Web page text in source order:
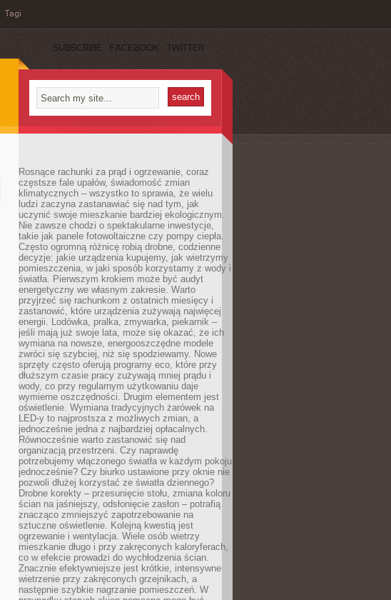
Tagi
SUBSCRIBE FACEBOOK TWITTER
Rosnące rachunki za prąd i ogrzewanie, coraz
częstsze fale upałów, świadomość zmian
klimatycznych – wszystko to sprawia, że wielu
ludzi zaczyna zastanawiać się nad tym, jak
uczynić swoje mieszkanie bardziej ekologicznym.
Nie zawsze chodzi o spektakularne inwestycje,
takie jak panele fotowoltaiczne czy pompy ciepła.
Często ogromną różnicę robią drobne, codzienne
decyzje: jakie urządzenia kupujemy, jak wietrzymy
pomieszczenia, w jaki sposób korzystamy z wody i
światła. Pierwszym krokiem może być audyt
energetyczny we własnym zakresie. Warto
przyjrzeć się rachunkom z ostatnich miesięcy i
zastanowić, które urządzenia zużywają najwięcej
energii. Lodówka, pralka, zmywarka, piekarnik –
jeśli mają już swoje lata, może się okazać, że ich
wymiana na nowsze, energooszczędne modele
zwróci się szybciej, niż się spodziewamy. Nowe
sprzęty często oferują programy eco, które przy
dłuższym czasie pracy zużywają mniej prądu i
wody, co przy regularnym użytkowaniu daje
wymierne oszczędności. Drugim elementem jest
oświetlenie. Wymiana tradycyjnych żarówek na
LED-y to najprostsza z możliwych zmian, a
jednocześnie jedna z najbardziej opłacalnych.
Równocześnie warto zastanowić się nad
organizacją przestrzeni. Czy naprawdę
potrzebujemy włączonego światła w każdym pokoju
jednocześnie? Czy biurko ustawione przy oknie nie
pozwoli dłużej korzystać ze światła dziennego?
Drobne korekty – przesunięcie stołu, zmiana koloru
ścian na jaśniejszy, odsłonięcie zasłon – potrafią
znacząco zmniejszyć zapotrzebowanie na
sztuczne oświetlenie. Kolejną kwestią jest
ogrzewanie i wentylacja. Wiele osób wietrzy
mieszkanie długo i przy zakręconych kaloryferach,
co w efekcie prowadzi do wychłodzenia ścian.
Znacznie efektywniejsze jest krótkie, intensywne
wietrzenie przy zakręconych grzejnikach, a
następnie szybkie nagrzanie pomieszczeń. W